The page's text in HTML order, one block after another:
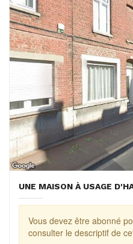
UNE MAISON À USAGE
Vous devez être abonné
consulter le descriptif de